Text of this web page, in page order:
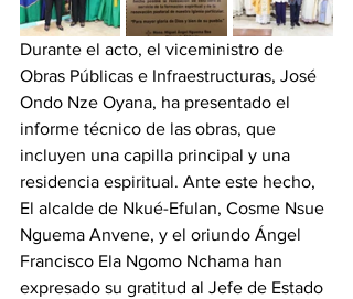
Durante el acto, el viceministro de
Obras Públicas e Infraestructuras, José
Ondo Nze Oyana, ha presentado el
informe técnico de las obras, que
incluyen una capilla principal y una
residencia espiritual. Ante este hecho,
El alcalde de Nkué-Efulan, Cosme Nsue
Nguema Anvene, y el oriundo Ángel
Francisco Ela Ngomo Nchama han
expresado su gratitud al Jefe de Estado